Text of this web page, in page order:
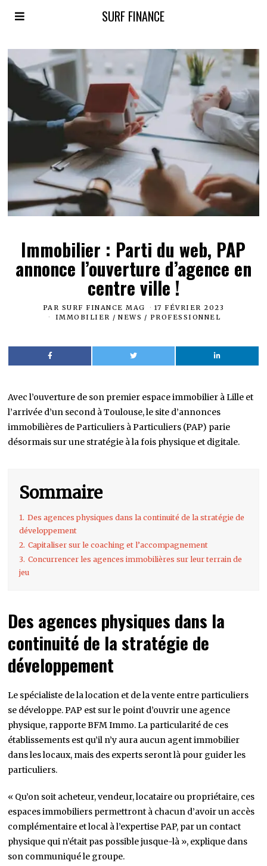
SURF FINANCE
Immobilier : Parti du web, PAP
annonce l’ouverture d’agence en
centre ville !
PAR SURF FINANCE MAG
17 FÉVRIER 2023
IMMOBILIER / NEWS / PROFESSIONNEL
Avec l’ouverture de son premier espace immobilier à Lille et
l’arrivée d’un second à Toulouse, le site d’annonces
immobilières de Particuliers à Particuliers (PAP) parie
désormais sur une stratégie à la fois physique et digitale.
Sommaire
1. Des agences physiques dans la continuité de la stratégie de
développement
2. Capitaliser sur le coaching et l’accompagnement
3. Concurrencer les agences immobilières sur leur terrain de
jeu
Des agences physiques dans la
continuité de la stratégie de
développement
Le spécialiste de la location et de la vente entre particuliers
se développe. PAP est sur le point d’ouvrir une agence
physique, rapporte BFM Immo. La particularité de ces
établissements est qu’il n’y aura aucun agent immobilier
dans les locaux, mais des experts seront là pour guider les
particuliers.
« Qu’on soit acheteur, vendeur, locataire ou propriétaire, ces
espaces immobiliers permettront à chacun d’avoir un accès
complémentaire et local à l’expertise PAP, par un contact
physique qui n’était pas possible jusque-là », explique dans
son communiqué le groupe.